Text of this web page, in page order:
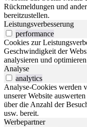
Rückmeldungen und
bereitzustellen.
Leistungsverbesserung
performance
Cookies zur
Geschwindigkeit der
analysieren und
Analyse
analytics
Analyse-Cookies werden
unserer Website
über die Anzahl der
usw. bereit.
Werbepartner